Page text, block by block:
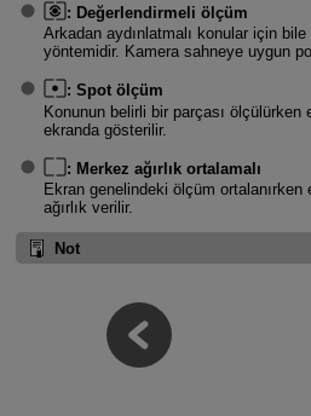
: Değerlendirmeli ölçüm
Arkadan aydınlatmalı konular için
yöntemidir. Kamera sahneye uygun
: Spot ölçüm
Konunun belirli bir parçası ölçülürken
ekranda gösterilir.
: Merkez ağırlık ortalamalı
Ekran genelindeki ölçüm
ağırlık verilir.
Not